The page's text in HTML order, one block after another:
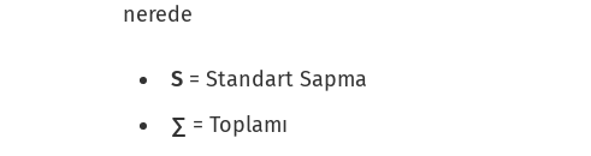
nerede
S = Standart Sapma
∑ = Toplamı